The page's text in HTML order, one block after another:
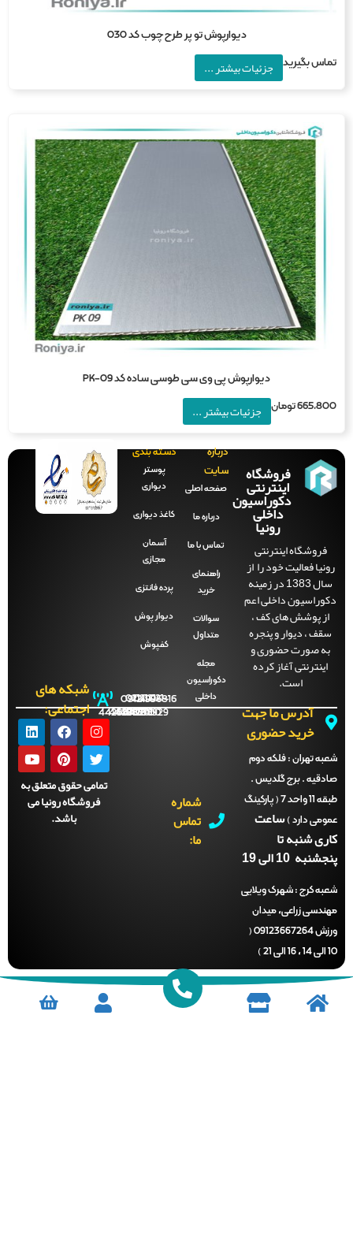
دیوارپوش تو پر طرح چوب کد 030
بگیرید
جزئیات بیشتر ...
دیوارپوش پی وی سی طوسی ساده کد PK-09
تومان جزئیات بیشتر ...
فروشگاه
اینترنتی
دکوراسیون
داخلی
رونیا
فروشگاه اینترنتی
فعالیت خود را از
سال 1383 در زمینه
داخلی اعم
پوشش های کف ،
، دیوار و پنجره
صورت حضوری و
اینترنتی آغاز کرده
درباره
سایت
صفحه‌ اصلی
درباره ما
تماس با ما
راهنمای
سوالات
متداول
دکوراسیون
دسته بندی
کاغذ دیواری
آسمان
پرده فانتزی
دیوار پوش
کفپوش
آدرس ما جهت
خرید حضوری
تهران :فلکه دوم
. برج گلدیس .
طبقه 11 واحد 7 ( پارکینگ
دارد )ساعت
شنبه تا
10 الی 19
کرج :شهرک ویلایی
زراعی، میدان
ورزش 09123667264 (
شماره
تماس
09121996816
021-
44288929
021-
44288700
021-
44288701
021-
44288702
شبکه های
اجتماعی:
تمامی حقوق متعلق به
فروشگاه رونیا می
باشد.